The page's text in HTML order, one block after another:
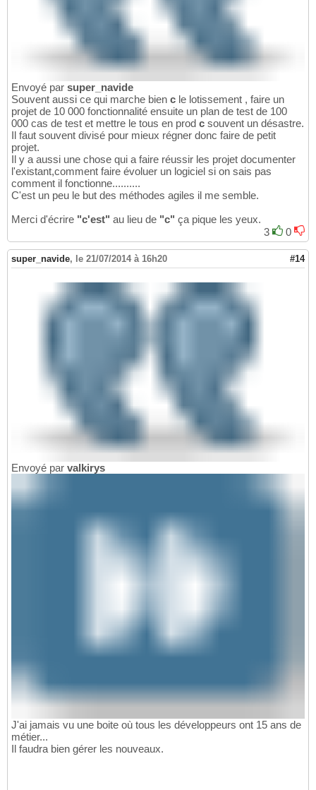
Envoyé par super_navide
Souvent aussi ce qui marche bien c le lotissement , faire un
projet de 10 000 fonctionnalité ensuite un plan de test de 100
000 cas de test et mettre le tous en prod c souvent un désastre.
Il faut souvent divisé pour mieux régner donc faire de petit
projet.
Il y a aussi une chose qui a faire réussir les projet documenter
l'existant,comment faire évoluer un logiciel si on sais pas
comment il fonctionne..........
C'est un peu le but des méthodes agiles il me semble.
Merci d'écrire "c'est" au lieu de "c" ça pique les yeux.
3
0
super_navide, le 21/07/2014 à 16h20 #14
Envoyé par valkirys
J'ai jamais vu une boite où tous les développeurs ont 15 ans de
métier...
Il faudra bien gérer les nouveaux.